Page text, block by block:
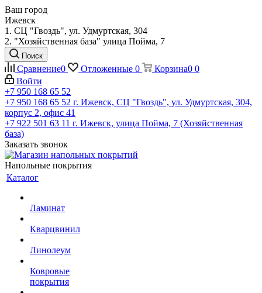
Ваш город
Ижевск
1. СЦ "Гвоздь", ул. Удмуртская, 304
2. "Хозяйственная база" улица Пойма, 7
Поиск
Сравнение0 Отложенные 0 Корзина0 0
Войти
+7 950 168 65 52
+7 950 168 65 52 г. Ижевск, СЦ "Гвоздь", ул. Удмуртская, 304,
корпус 2, офис 41
+7 922 501 63 11 г. Ижевск, улица Пойма, 7 (Хозяйственная
база)
Заказать звонок
Напольные покрытия
Каталог
Ламинат
Кварцвинил
Линолеум
Ковровые
покрытия